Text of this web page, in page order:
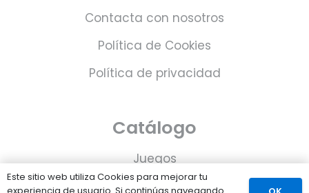
Contacta con nosotros
Política de Cookies
Política de privacidad
Catálogo
Juegos
Consolas
Este sitio web utiliza Cookies para mejorar tu